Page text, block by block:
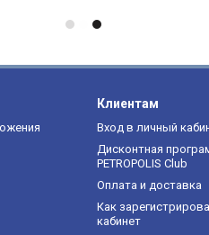
Клиентам
Вход в личный
Дисконтная
PETROPOLIS Club
Оплата и доставка
Как
кабинет